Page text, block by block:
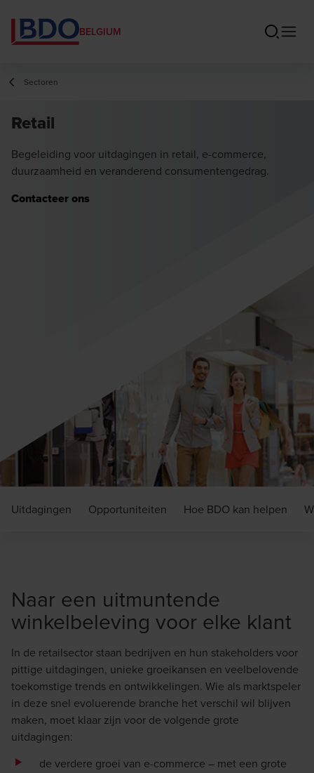
BELGIUM
Sectoren
Retail
Begeleiding voor uitdagingen in retail, e-commerce,
duurzaamheid en veranderend consumentengedrag.
Contacteer ons
Uitdagingen Opportuniteiten Hoe BDO kan helpen
Naar een uitmuntende
winkelbeleving voor elke klant
In de retailsector staan bedrijven en hun stakeholders voor
pittige uitdagingen, unieke groeikansen en veelbelovende
toekomstige trends en ontwikkelingen. Wie als marktspeler
in deze snel evoluerende branche het verschil wil blijven
maken, moet klaar zijn voor de volgende grote
uitdagingen:
de verdere groei van e-commerce – met een grote